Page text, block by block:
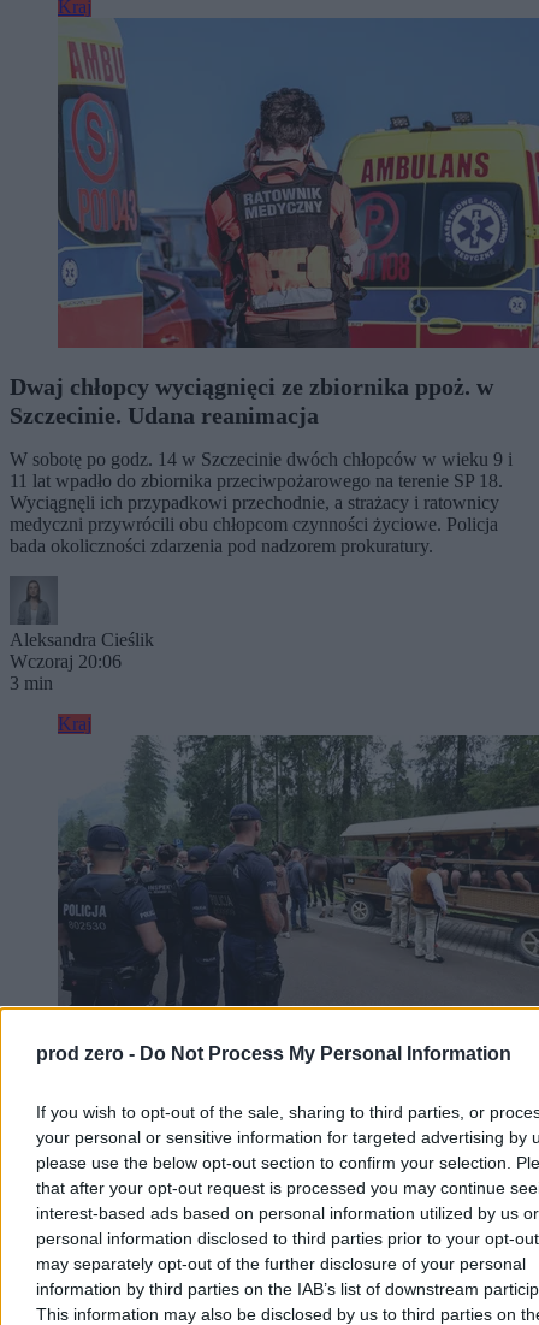
prod zero - Do Not Process My Personal Information
If you wish to opt-out of the sale, sharing to third parties, or
your personal or sensitive information for targeted advertising by
please use the below opt-out section to confirm your selection.
that after your opt-out request is processed you may continue
interest-based ads based on personal information utilized by us or
personal information disclosed to third parties prior to your opt-
may separately opt-out of the further disclosure of your personal
information by third parties on the IAB’s list of downstream
This information may also be disclosed by us to third parties on
Kraj
Dwaj chłopcy wyciągnięci ze zbiornika ppoż. w
Szczecinie. Udana reanimacja
W sobotę po godz. 14 w Szczecinie dwóch chłopców w wieku 9 i
11 lat wpadło do zbiornika przeciwpożarowego na terenie SP 18.
Wyciągnęli ich przypadkowi przechodnie, a strażacy i ratownicy
medyczni przywrócili obu chłopcom czynności życiowe. Policja
bada okoliczności zdarzenia pod nadzorem prokuratury.
Aleksandra Cieślik
Wczoraj 20:06
3 min
Kraj
Pikieta przeciw transportowi konnemu do
Morskiego Oka. Wozacy odpierają zarzuty
W sobotę na Palenicy Białczańskiej odbyła się pikieta przeciw
transportowi konnemu do Morskiego Oka. Aktywiści z ruchu Dla
Zwierząt i DIOZ domagają się całkowitego zakazu przewozów,
twierdząc, że konie są męczone. Wozacy i eksperci weterynarii
wskazują, że zwierzęta są corocznie badane i chronione
regulaminem TPN.